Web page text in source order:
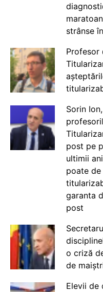
strânse
Profesor
Sorin
post pe
ultimii
poate
garanta
post
o criză
de
Elevii de